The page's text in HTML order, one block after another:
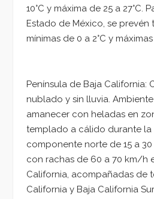
10°C y máxima de 25 a 27°C.
Estado de México, se prevén
mínimas de 0 a 2°C y
Península de Baja California:
nublado y sin lluvia.
amanecer con heladas en
templado a cálido durante la
componente norte de 15 a
con rachas de 60 a 70 km/h
California, acompañadas de
California y Baja California